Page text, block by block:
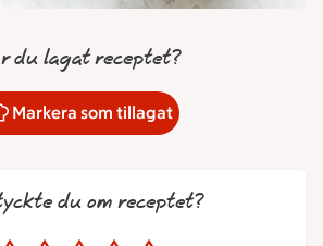
du lagat receptet?
Markera som tillagat
du om receptet?